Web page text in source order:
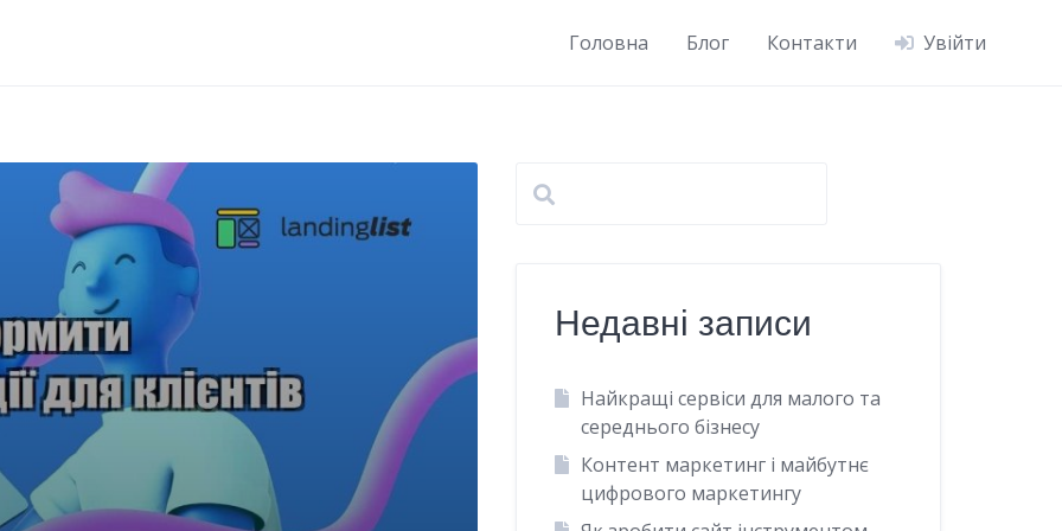
Головна Блог Контакти Увійти
Недавні записи
Найкращі сервіси для малого та
середнього бізнесу
Контент маркетинг і майбутнє
цифрового маркетингу